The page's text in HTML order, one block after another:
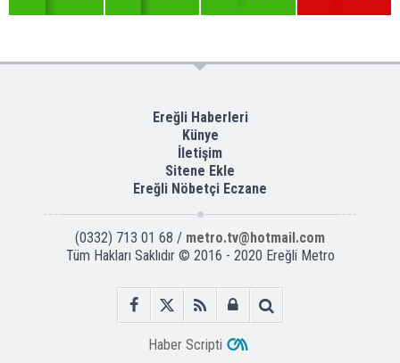
Ereğli Haberleri
Künye
İletişim
Sitene Ekle
Ereğli Nöbetçi Eczane
(0332) 713 01 68 / metro.tv@hotmail.com
Tüm Hakları Saklıdır © 2016 - 2020 Ereğli Metro
Haber Scripti